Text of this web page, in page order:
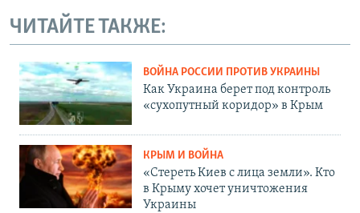
ЧИТАЙТЕ ТАКЖЕ:
ВОЙНА РОССИИ ПРОТИВ УКРАИНЫ
Как Украина берет под контроль
«сухопутный коридор» в Крым
КРЫМ И ВОЙНА
«Стереть Киев с лица земли». Кто
в Крыму хочет уничтожения
Украины